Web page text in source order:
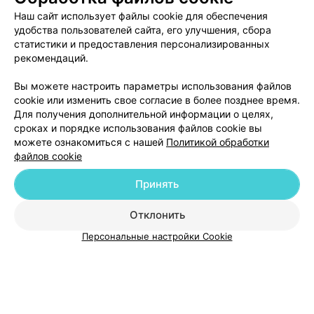
(глицин)
Цена по запросу
(глицин) +
чистка
Цена по запросу
Добавить компанию
Наш сайт использует файлы cookie для обеспечения
удобства пользователей сайта, его улучшения, сбора
статистики и предоставления персонализированных
рекомендаций.
Вы можете настроить параметры использования файлов
cookie или изменить свое согласие в более позднее время.
Для получения дополнительной информации о целях,
сроках и порядке использования файлов cookie вы
можете ознакомиться с нашей Политикой обработки
файлов cookie
Отклонить
Принять
Персональные настройки Cookie